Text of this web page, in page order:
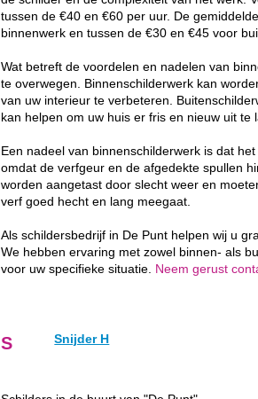
tussen de €40 en €60 per uur. De
binnenwerk en tussen de €30 en €45 voor
Wat betreft de voordelen en nadelen van
te overwegen. Binnenschilderwerk kan
van uw interieur te verbeteren.
kan helpen om uw huis er fris en nieuw uit te
Een nadeel van binnenschilderwerk is dat
omdat de verfgeur en de afgedekte spullen
worden aangetast door slecht weer en
verf goed hecht en lang meegaat.
Als schildersbedrijf in De Punt helpen wij u
We hebben ervaring met zowel binnen- als
voor uw specifieke situatie. Neem gerust
S Snijder H